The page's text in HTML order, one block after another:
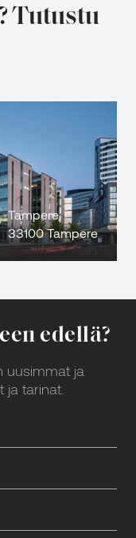
Tutustu
Tampere,
33100 Tampere